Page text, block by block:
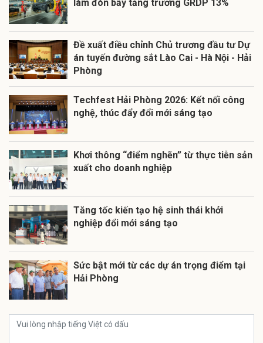
làm đòn bẩy tăng trưởng GRDP 13%
Đề xuất điều chỉnh Chủ trương đầu tư Dự
án tuyến đường sắt Lào Cai - Hà Nội - Hải
Phòng
Techfest Hải Phòng 2026: Kết nối công
nghệ, thúc đẩy đổi mới sáng tạo
Khơi thông “điểm nghẽn” từ thực tiễn sản
xuất cho doanh nghiệp
Tăng tốc kiến tạo hệ sinh thái khởi
nghiệp đổi mới sáng tạo
Sức bật mới từ các dự án trọng điểm tại
Hải Phòng